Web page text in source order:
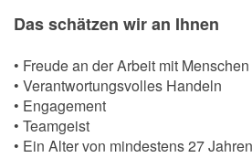
Das schätzen wir an Ihnen
• Freude an der Arbeit mit
• Verantwortungsvolles Handeln
• Engagement
• Teamgeist
• Ein Alter von mindestens 27 Jahren